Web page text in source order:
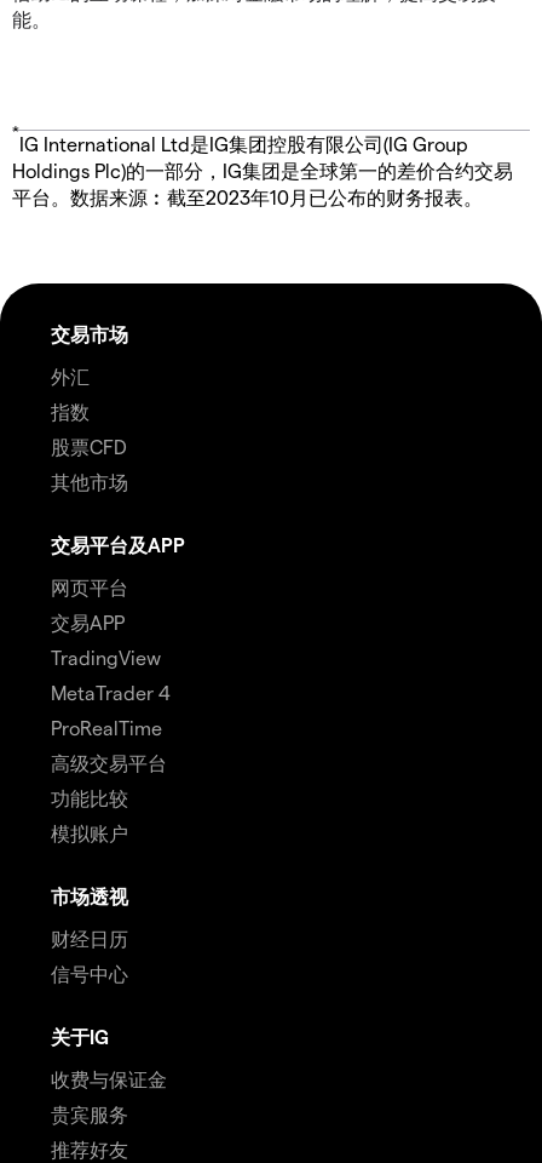
能。
*
IG International Ltd是IG集团控股有限公司(IG Group
Holdings Plc)的一部分，IG集团是全球第一的差价合约交易
平台。数据来源︰截至2023年10月已公布的财务报表。
交易市场
外汇
指数
股票CFD
其他市场
交易平台及APP
网页平台
交易APP
TradingView
MetaTrader 4
ProRealTime
高级交易平台
功能比较
模拟账户
市场透视
财经日历
信号中心
关于IG
收费与保证金
贵宾服务
推荐好友